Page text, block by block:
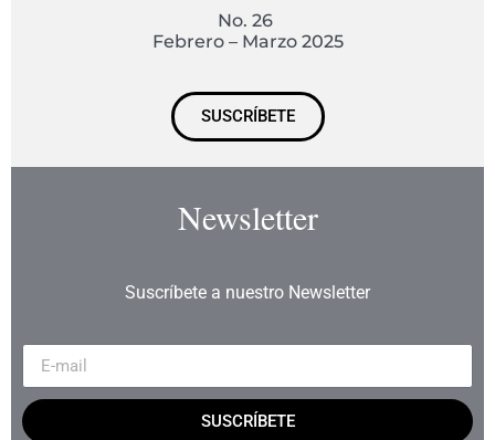
No. 26
Febrero – Marzo 2025
SUSCRÍBETE
Newsletter
Suscríbete a nuestro Newsletter
SUSCRÍBETE